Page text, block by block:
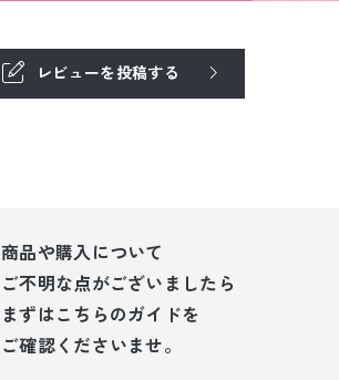
レビューを投稿する
商品や購入について
ご不明な点がございましたら
まずはこちらのガイドを
ご確認くださいませ。